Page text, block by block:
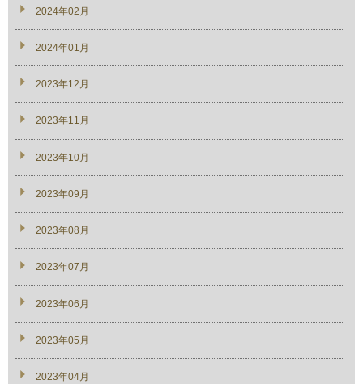
2024年02月
2024年01月
2023年12月
2023年11月
2023年10月
2023年09月
2023年08月
2023年07月
2023年06月
2023年05月
2023年04月